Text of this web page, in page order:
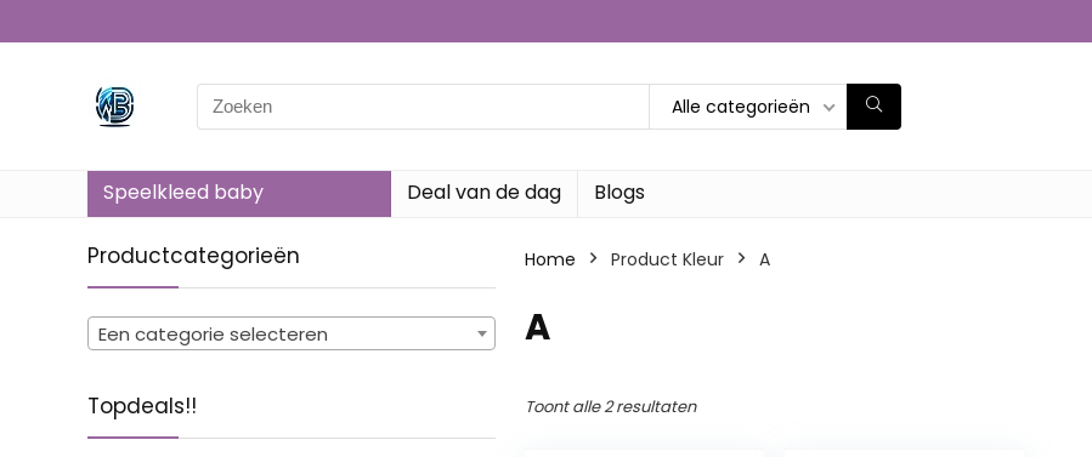
Search
for:
Alle categorieën
Speelkleed baby Deal van de dag Blogs
Productcategorieën
Een categorie selecteren
Topdeals!!
Home Product Kleur ‎A
‎A
Toont alle 2 resultaten